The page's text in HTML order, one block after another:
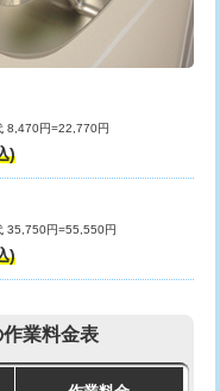
11,000円
44,000円
11,000円~
22,000円
33,000円
8,470円=22,770円
)
35,750円=55,550円
)
業料金表